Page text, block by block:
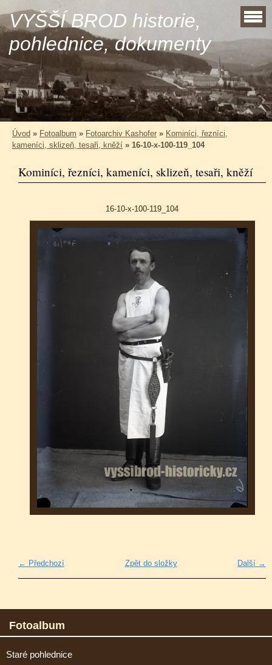
VYŠŠÍ BROD historie,
pohlednice, dokumenty
Úvod » Fotoalbum » Fotoarchiv Kashofer » Kominíci, řezníci,
kameníci, sklizeň, tesaři, kněží » 16-10-x-100-119_104
Kominíci, řezníci, kameníci, sklizeň, tesaři, kněží
16-10-x-100-119_104
← Předchozí Další →
Zpět do složky
Fotoalbum
Staré pohlednice